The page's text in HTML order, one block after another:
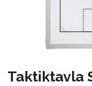
Taktiktavla